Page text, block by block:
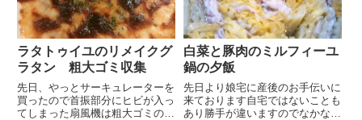
ラタトゥイユのリメイクグ
ラタン 粗大ゴミ収集
先日、やっとサーキュレーターを
買ったので首振部分にヒビが入っ
てしまった扇風機は粗大ゴミの回
白菜と豚肉のミルフィーユ
鍋の夕飯
先日より娘宅に産後のお手伝いに
来ております自宅ではないことも
あり勝手が違いますのでなかなか